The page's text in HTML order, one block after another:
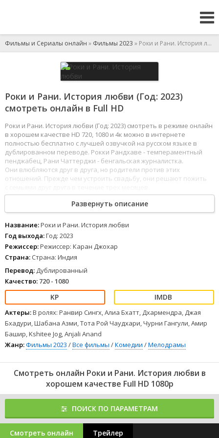
Фильмы и Сериалы онлайн » Фильмы 2023 » Роки и Рани. История любви
Роки и Рани. История любви (Год: 2023)
смотреть онлайн в Full HD
Роки и Рани. История любви (Год: 2023) смотреть в режиме онлайн
в хорошем качестве HD 720, 1080 и 4к можно в интернете
полностью бесплатно с лучшей озвучкой на русском языке в
дублированном переводе. Рокки Рандхаве - темпераментный
пенджабец, Рани Чаттерджи - бенгальская журналистка.
Они влюбляются друг в друга, но родители против этих
отношений. Прежде чем устроить свадьбу, они решают пожить
12345 678
Развернуть описание
Название:Роки и Рани. История любви
Год выхода:Год: 2023
Режиссер:Режиссер: Каран Джохар
Страна: Страна: Индия
Перевод: Дублированный
Качество: 720 - 1080
Актеры:В ролях: Ранвир Сингх, Алиа Бхатт, Дхармендра, Джая
Бхадури, Шабана Азми, Тота Рой Чаудхари, Чурни Гангули, Амир
Башир, Kshitee Jog, Anjali Anand
Жанр:Фильмы 2023 /Все фильмы /Комедии /Мелодрамы
Смотреть онлайн Роки и Рани. История любви в
хорошем качестве Full HD 1080p
ПОИСК ПО ПАРАМЕТРАМ
Смотреть онлайн Трейлер